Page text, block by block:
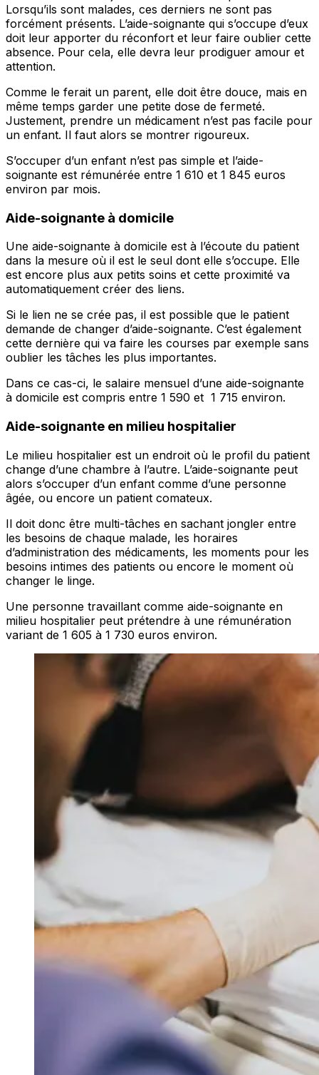
Lorsqu’ils sont malades, ces derniers ne sont pas
forcément présents. L’aide-soignante qui s’occupe d’eux
doit leur apporter du réconfort et leur faire oublier cette
absence. Pour cela, elle devra leur prodiguer amour et
attention.
Comme le ferait un parent, elle doit être douce, mais en
même temps garder une petite dose de fermeté.
Justement, prendre un médicament n’est pas facile pour
un enfant. Il faut alors se montrer rigoureux.
S’occuper d’un enfant n’est pas simple et l’aide-
soignante est rémunérée entre 1 610 et 1 845 euros
environ par mois.
Aide-soignante à domicile
Une aide-soignante à domicile est à l’écoute du patient
dans la mesure où il est le seul dont elle s’occupe. Elle
est encore plus aux petits soins et cette proximité va
automatiquement créer des liens.
Si le lien ne se crée pas, il est possible que le patient
demande de changer d’aide-soignante. C’est également
cette dernière qui va faire les courses par exemple sans
oublier les tâches les plus importantes.
Dans ce cas-ci, le salaire mensuel d’une aide-soignante
à domicile est compris entre 1 590 et 1 715 environ.
Aide-soignante en milieu hospitalier
Le milieu hospitalier est un endroit où le profil du patient
change d’une chambre à l’autre. L’aide-soignante peut
alors s’occuper d’un enfant comme d’une personne
âgée, ou encore un patient comateux.
Il doit donc être multi-tâches en sachant jongler entre
les besoins de chaque malade, les horaires
d’administration des médicaments, les moments pour les
besoins intimes des patients ou encore le moment où
changer le linge.
Une personne travaillant comme aide-soignante en
milieu hospitalier peut prétendre à une rémunération
variant de 1 605 à 1 730 euros environ.